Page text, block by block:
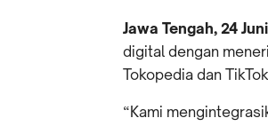
Jawa Tengah, 24
digital dengan
Tokopedia dan
“Kami